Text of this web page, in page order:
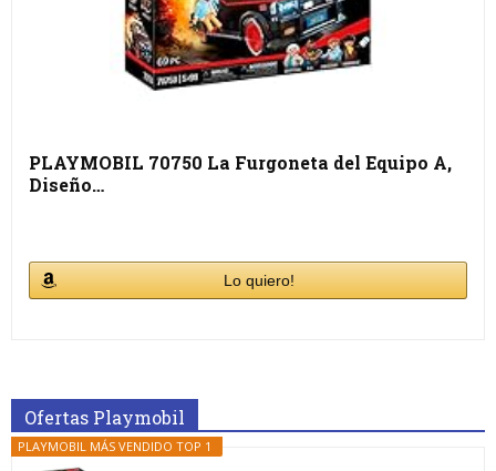
PLAYMOBIL 70750 La Furgoneta del Equipo A,
Diseño…
Lo quiero!
Ofertas Playmobil
PLAYMOBIL MÁS VENDIDO TOP 1